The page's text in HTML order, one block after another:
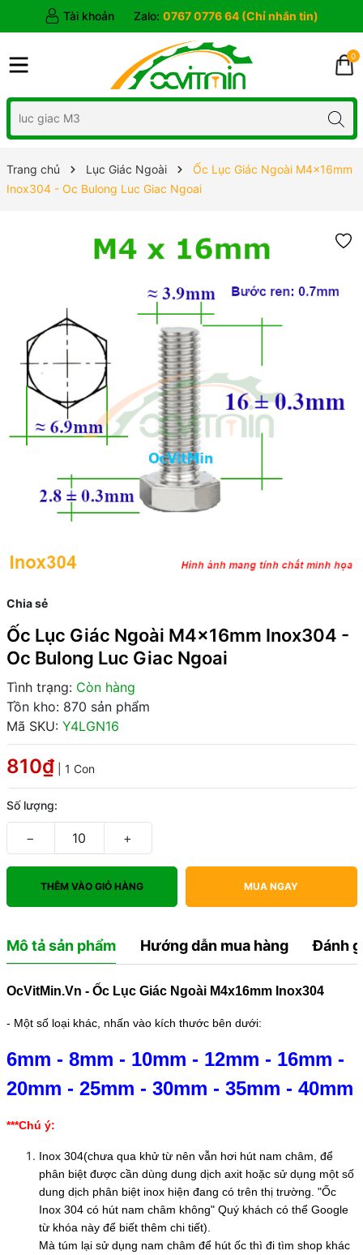
Tài khoản Zalo: 0767 0776 64 (Chỉ nhắn tin)
0
Trang chủ Lục Giác Ngoài
Ốc Lục Giác Ngoài M4x16mm
Inox304 - Oc Bulong Luc Giac Ngoai
Chia sẻ
Ốc Lục Giác Ngoài M4x16mm Inox304 -
Oc Bulong Luc Giac Ngoai
Tình trạng: Còn hàng
Tồn kho: 870 sản phẩm
Mã SKU: Y4LGN16
810₫ | 1 Con
Số lượng:
− +
THÊM VÀO GIỎ HÀNG MUA NGAY
Mô tả sản phẩm Hướng dẫn mua hàng Đánh
OcVitMin.Vn - Ốc Lục Giác Ngoài M4x16mm Inox304
- Một số loại khác, nhấn vào kích thước bên dưới:
6mm - 8mm - 10mm - 12mm - 16mm -
20mm - 25mm - 30mm - 35mm - 40mm
***Chú ý:
Inox 304(chưa qua khử từ nên vẫn hơi hút nam châm, để
phân biệt được cần dùng dung dịch axit hoặc sử dụng một số
dung dịch phân biệt inox hiện đang có trên thị trường. "Ốc
Inox 304 có hút nam châm không" Quý khách có thể Google
từ khóa này để biết thêm chi tiết).
Mà túm lại sử dụng nam châm để hút ốc thì đi tìm shop khác